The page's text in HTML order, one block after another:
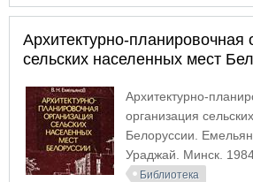
Архитектурно-планировочная
сельских населенных мест
Архитектурно-
организация
Белоруссии.
Ураджай. Минск.
Библиотека